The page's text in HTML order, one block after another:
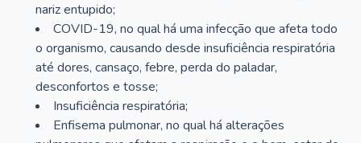
nariz entupido;
COVID-19, no qual há uma infecção que afeta todo
o organismo, causando desde insuficiência respiratória
até dores, cansaço, febre, perda do paladar,
desconfortos e tosse;
Insuficiência respiratória;
Enfisema pulmonar, no qual há alterações